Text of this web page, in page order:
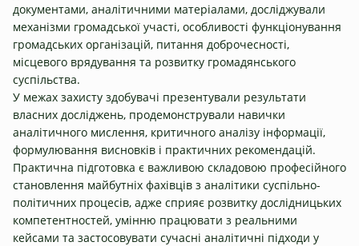
документами, аналітичними матеріалами, досліджували
механізми громадської участі, особливості функціонування
громадських організацій, питання доброчесності,
місцевого врядування та розвитку громадянського
суспільства.
У межах захисту здобувачі презентували результати
власних досліджень, продемонстрували навички
аналітичного мислення, критичного аналізу інформації,
формулювання висновків і практичних рекомендацій.
Практична підготовка є важливою складовою професійного
становлення майбутніх фахівців з аналітики суспільно-
політичних процесів, адже сприяє розвитку дослідницьких
компетентностей, умінню працювати з реальними
кейсами та застосовувати сучасні аналітичні підходи у